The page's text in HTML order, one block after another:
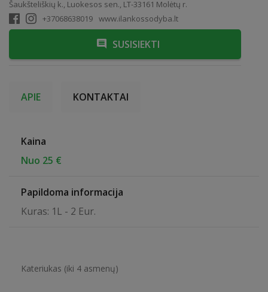
Šaukšteliškių k., Luokesos sen., LT-33161 Molėtų r.
+37068638019 www.ilankossodyba.lt
SUSISIEKTI
APIE KONTAKTAI
Kaina
Nuo 25 €
Papildoma informacija
Kuras: 1L - 2 Eur.
Kateriukas (iki 4 asmenų)